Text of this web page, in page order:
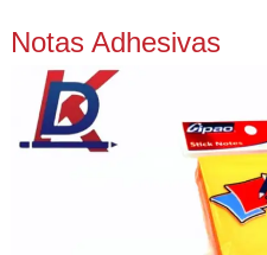
Notas Adhesivas